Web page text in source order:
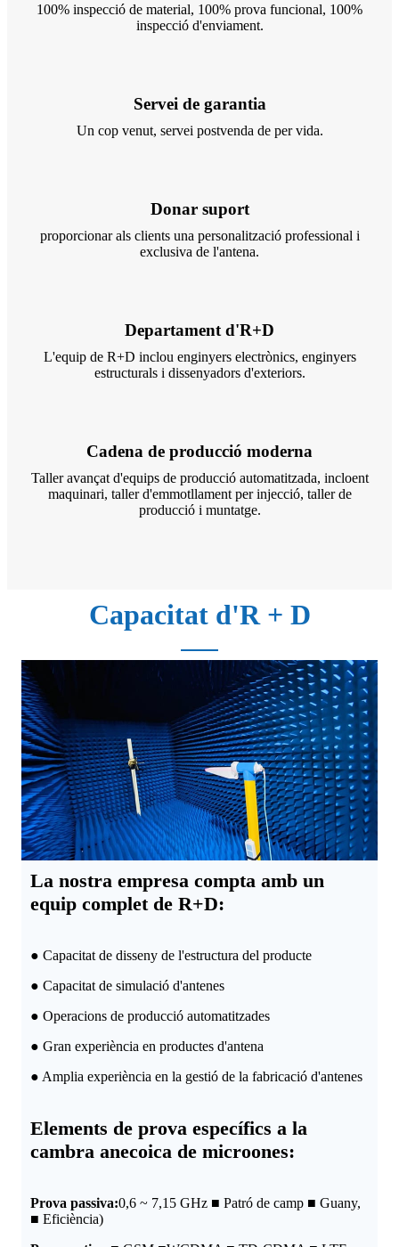
100% inspecció de material, 100% prova funcional, 100%
inspecció d'enviament.
Servei de garantia
Un cop venut, servei postvenda de per vida.
Donar suport
proporcionar als clients una personalització professional i
exclusiva de l'antena.
Departament d'R+D
L'equip de R+D inclou enginyers electrònics, enginyers
estructurals i dissenyadors d'exteriors.
Cadena de producció moderna
Taller avançat d'equips de producció automatitzada, incloent
maquinari, taller d'emmotllament per injecció, taller de
producció i muntatge.
Capacitat d'R + D
La nostra empresa compta amb un
equip complet de R+D:
● Capacitat de disseny de l'estructura del producte
● Capacitat de simulació d'antenes
● Operacions de producció automatitzades
● Gran experiència en productes d'antena
● Amplia experiència en la gestió de la fabricació d'antenes
Elements de prova específics a la
cambra anecoica de microones:
Prova passiva:0,6 ~ 7,15 GHz ■ Patró de camp ■ Guany,
■ Eficiència)